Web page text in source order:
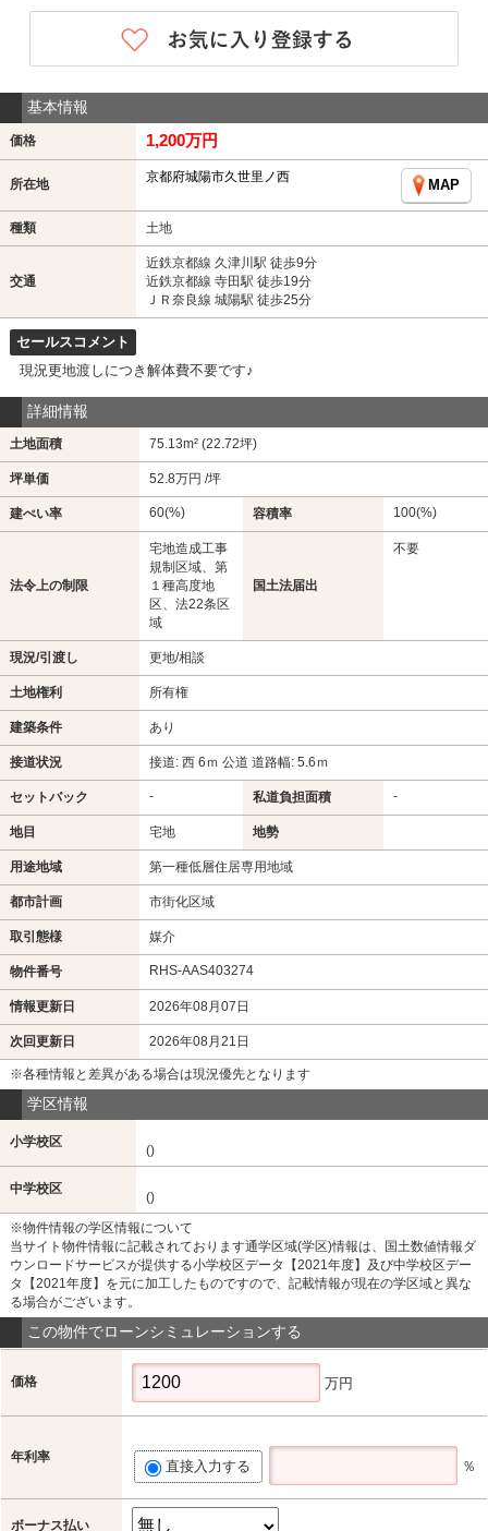
基本情報
価格 1,200万円
所在地 京都府城陽市久世里ノ西
MAP
種類 土地
交通
近鉄京都線 久津川駅 徒歩9分
近鉄京都線 寺田駅 徒歩19分
ＪＲ奈良線 城陽駅 徒歩25分
セールスコメント
現況更地渡しにつき解体費不要です♪
詳細情報
土地面積 75.13m² (22.72坪)
坪単価 52.8万円 /坪
建ぺい率 60(%) 容積率 100(%)
法令上の制限
宅地造成工事
規制区域、第
１種高度地
区、法22条区
域
国土法届出
不要
現況/引渡し 更地/相談
土地権利 所有権
建築条件 あり
接道状況 接道: 西 6ｍ 公道 道路幅: 5.6ｍ
セットバック - 私道負担面積 -
地目 宅地 地勢
用途地域 第一種低層住居専用地域
都市計画 市街化区域
取引態様 媒介
物件番号 RHS-AAS403274
情報更新日 2026年08月07日
次回更新日 2026年08月21日
※各種情報と差異がある場合は現況優先となります
学区情報
小学校区
()
中学校区
()
※物件情報の学区情報について
当サイト物件情報に記載されております通学区域(学区)情報は、国土数値情報ダ
ウンロードサービスが提供する小学校区データ【2021年度】及び中学校区デー
タ【2021年度】を元に加工したものですので、記載情報が現在の学区域と異な
る場合がございます。
この物件でローンシミュレーションする
価格 万円
年利率
直接入力する ％
ボーナス払い